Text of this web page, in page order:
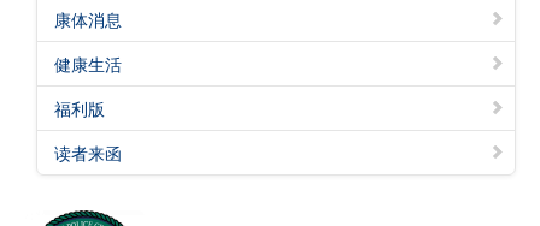
康体消息
健康生活
福利版
读者来函